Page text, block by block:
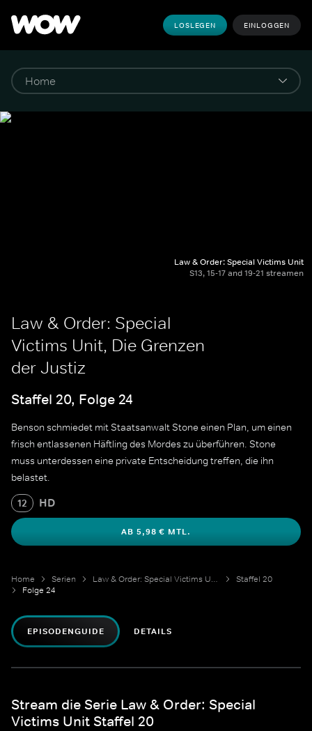
LOSLEGEN EINLOGGEN
Law & Order: Special Victims Unit
S13, 15-17 and 19-21 streamen
Law & Order: Special
Victims Unit, Die Grenzen
der Justiz
Staffel 20, Folge 24
Benson schmiedet mit Staatsanwalt Stone einen Plan, um einen
frisch entlassenen Häftling des Mordes zu überführen. Stone
muss unterdessen eine private Entscheidung treffen, die ihn
belastet.
12 HD
AB 5,98 € MTL.
Home Serien Law & Order: Special Victims Unit
Staffel 20
Folge 24
EPISODENGUIDE DETAILS
Stream die Serie Law & Order: Special
Victims Unit Staffel 20